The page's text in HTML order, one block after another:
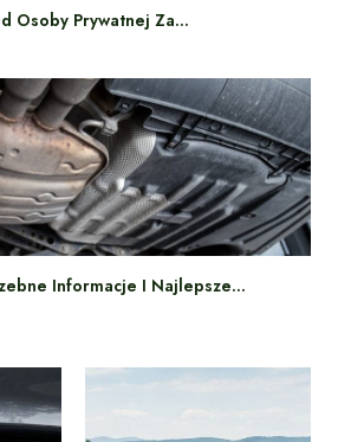
Osoby Prywatnej Za…
Informacje I Najlepsze…